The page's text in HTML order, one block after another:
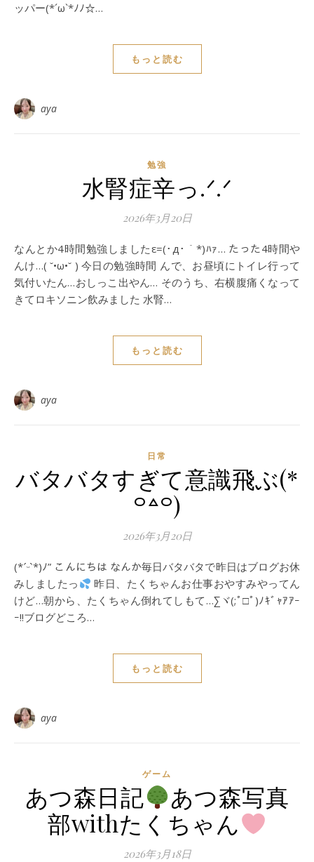
ッパー(*´ω`*ﾉﾉ☆…
もっと読む
aya
勉強
水腎症辛っ.ᐟ.ᐟ
2026年3月20日
なんとか4時間勉強しましたε=(･д･｀*)ﾊｧ… たった4時間や
んけ…( ˘•ω•˘ ) 今日の勉強時間 んで、お昼頃にトイレ行って
気付いたん…おしっこ出やん… そのうち、右横腹痛くなって
きてロキソニン飲みました 水腎…
もっと読む
aya
日常
バタバタすぎて意識飛ぶ(*
꒪꒫꒪)
2026年3月20日
(*ˊᵕˋ*)ﾉ” こんにちは なんか毎日バタバタで昨日はブログお休
みしましたっ
昨日、たくちゃんお仕事おやすみやってん
けど…朝から、たくちゃん倒れてしもて…∑ヾ(;ﾟ□ﾟ)ﾉｷﾞｬｱｱｰ
ｰ!!ブログどころ…
もっと読む
aya
ゲーム
あつ森日記
あつ森写真
部withたくちゃん
2026年3月18日